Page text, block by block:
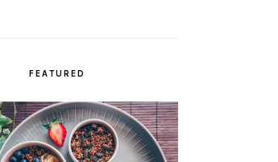
FEATURED